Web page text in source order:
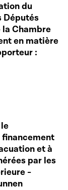
du
Députés
Chambre
en matière
:
et à
par les
-